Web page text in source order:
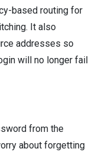
based routing for
It also
addresses so
will no longer fail
from the
about forgetting